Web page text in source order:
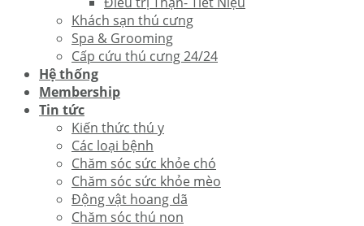
Khách sạn thú cưng
Spa & Grooming
Cấp cứu thú cưng 24/24
Hệ thống
Membership
Tin tức
Kiến thức thú y
Các loại bệnh
Chăm sóc sức khỏe chó
Chăm sóc sức khỏe mèo
Động vật hoang dã
Chăm sóc thú non